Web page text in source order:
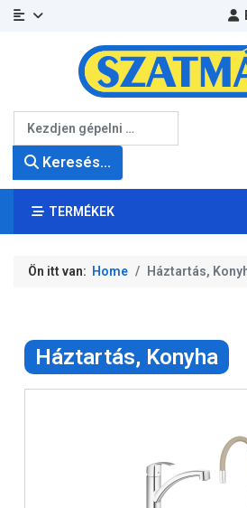
Keresés...
TERMÉKEK
Ön itt van: Home Háztartás,
Háztartás, Konyha